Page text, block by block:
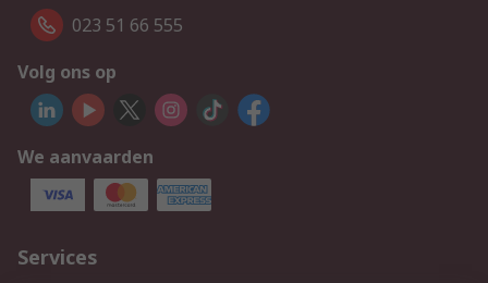
023 51 66 555
Volg ons op
We aanvaarden
Services